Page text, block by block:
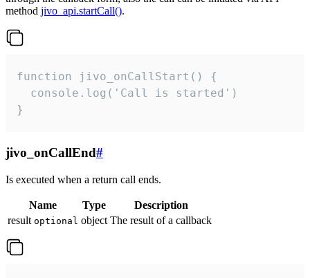
method jivo_api.startCall().
function jivo_onCallStart() {
  console.log('Call is started')
}
jivo_onCallEnd#
Is executed when a return call ends.
Name Type
Description
result optional object The result of a callback